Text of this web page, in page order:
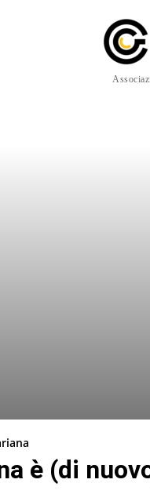
è (di